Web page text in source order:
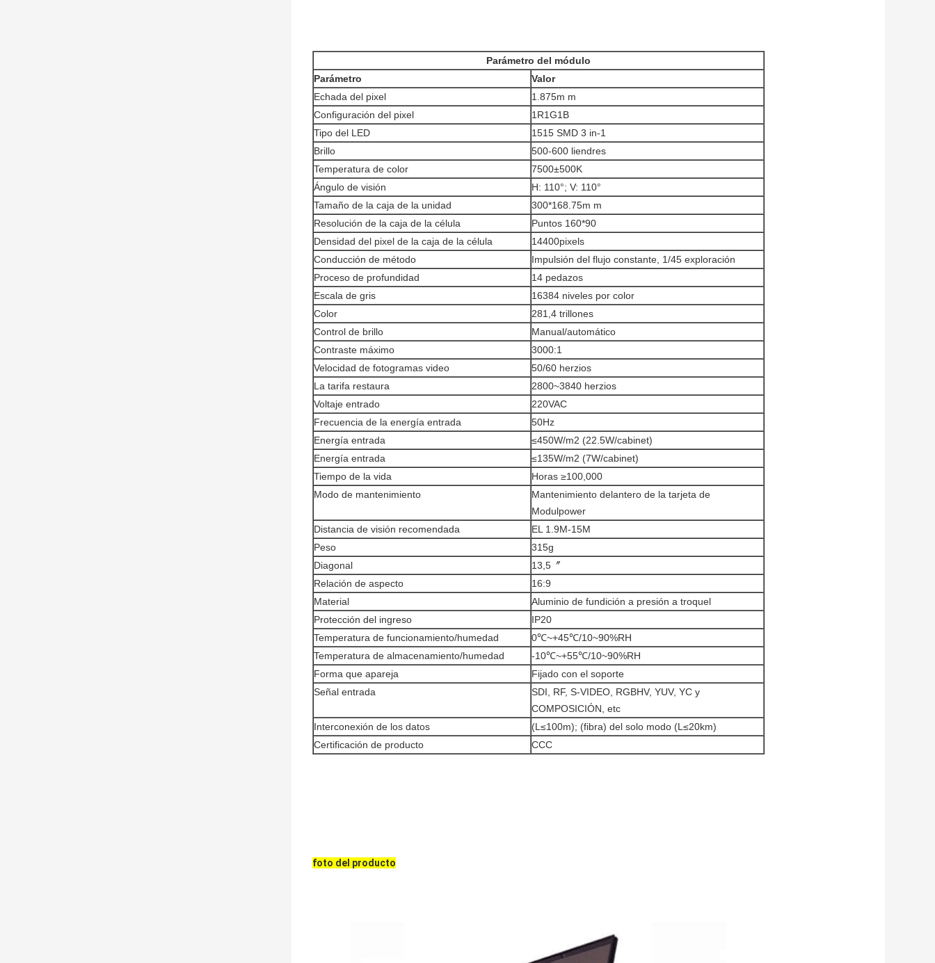
Parámetro del módulo
Parámetro
Valor
Echada del pixel
1.875m m
Configuración del pixel
1R1G1B
Tipo del LED
1515 SMD 3 in-1
Brillo
500-600 liendres
Temperatura de color
7500±500K
Ángulo de visión
H: 110°; V: 110°
Tamaño de la caja de la unidad
300*168.75m m
Resolución de la caja de la célula
Puntos 160*90
Densidad del pixel de la caja de la célula
14400pixels
Conducción de método
Impulsión del flujo constante, 1/45 exploración
Proceso de profundidad
14 pedazos
Escala de gris
16384 niveles por color
Color
281,4 trillones
Control de brillo
Manual/automático
Contraste máximo
3000:1
Velocidad de fotogramas video
50/60 herzios
La tarifa restaura
2800~3840 herzios
Voltaje entrado
220VAC
Frecuencia de la energía entrada
50Hz
Energía entrada
≤450W/m2 (22.5W/cabinet)
Energía entrada
≤135W/m2 (7W/cabinet)
Tiempo de la vida
Horas ≥100,000
Modo de mantenimiento
Mantenimiento delantero de la tarjeta de
Modulpower
Distancia de visión recomendada
EL 1.9M-15M
Peso
315g
Diagonal
13,5〞
Relación de aspecto
16:9
Material
Aluminio de fundición a presión a troquel
Protección del ingreso
IP20
Temperatura de funcionamiento/humedad
0℃~+45℃/10~90%RH
Temperatura de almacenamiento/humedad
-10℃~+55℃/10~90%RH
Forma que apareja
Fijado con el soporte
Señal entrada
SDI, RF, S-VIDEO, RGBHV, YUV, YC y
COMPOSICIÓN, etc
Interconexión de los datos
(L≤100m); (fibra) del solo modo (L≤20km)
Certificación de producto
CCC
foto del producto